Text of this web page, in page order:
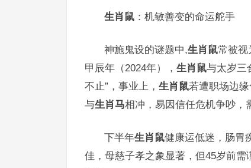
生肖鼠 ：机敏善变的命运舵手
神施鬼设的谜题中,生肖鼠常被视
甲辰年（2024年）， 生肖鼠与太岁三
不止”，事业上， 生肖鼠若遭职场边
与生肖马相冲，易因信任危机争吵，
下半年生肖鼠健康运低迷，肠胃
佳，母慈子孝之象显著，但45岁前